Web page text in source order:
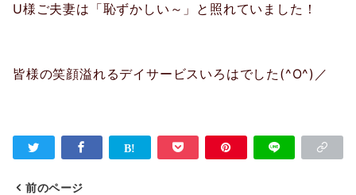
U様ご夫妻は「恥ずかしい～」と照れていました！
皆様の笑顔溢れるデイサービスいろはでした(^O^)／
前のページ